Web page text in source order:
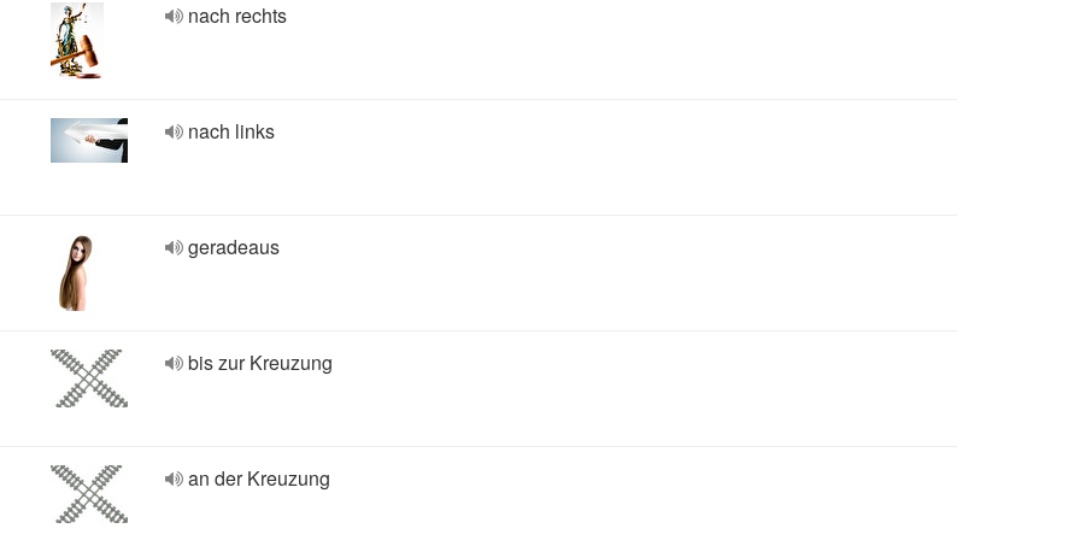
nach rechts
nach links
geradeaus
bis zur Kreuzung
an der Kreuzung